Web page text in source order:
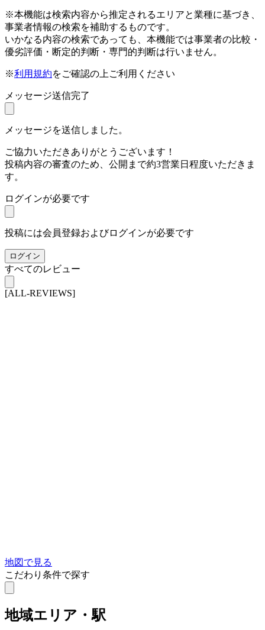
※本機能は検索内容から推定されるエリアと業種に基づき、
事業者情報の検索を補助するものです。
いかなる内容の検索であっても、本機能では事業者の比較・
優劣評価・断定的判断・専門的判断は行いません。
※利用規約をご確認の上ご利用ください
メッセージ送信完了
メッセージを送信しました。
ご協力いただきありがとうございます！
投稿内容の審査のため、公開まで約3営業日程度いただきま
す。
ログインが必要です
投稿には会員登録およびログインが必要です
ログイン
すべてのレビュー
[ALL-REVIEWS]
地図で見る
こだわり条件で探す
地域エリア・駅